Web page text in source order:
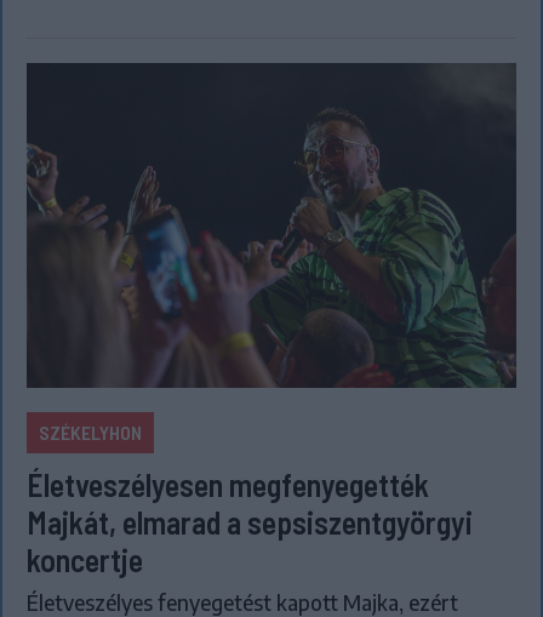
SZÉKELYHON
Életveszélyesen megfenyegették
Majkát, elmarad a sepsiszentgyörgyi
koncertje
Életveszélyes fenyegetést kapott Majka, ezért